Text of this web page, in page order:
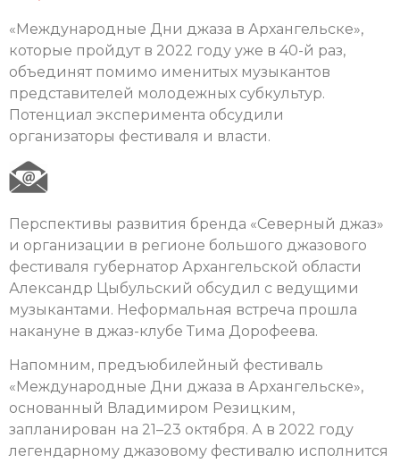
«Международные Дни джаза в Архангельске»,
которые пройдут в 2022 году уже в 40-й раз,
объединят помимо именитых музыкантов
представителей молодежных субкультур.
Потенциал эксперимента обсудили
организаторы фестиваля и власти.
Перспективы развития бренда «Северный джаз»
и организации в регионе большого джазового
фестиваля губернатор Архангельской области
Александр Цыбульский обсудил с ведущими
музыкантами. Неформальная встреча прошла
накануне в джаз-клубе Тима Дорофеева.
Напомним, предъюбилейный фестиваль
«Международные Дни джаза в Архангельске»,
основанный Владимиром Резицким,
запланирован на 21–23 октября. А в 2022 году
легендарному джазовому фестивалю исполнится